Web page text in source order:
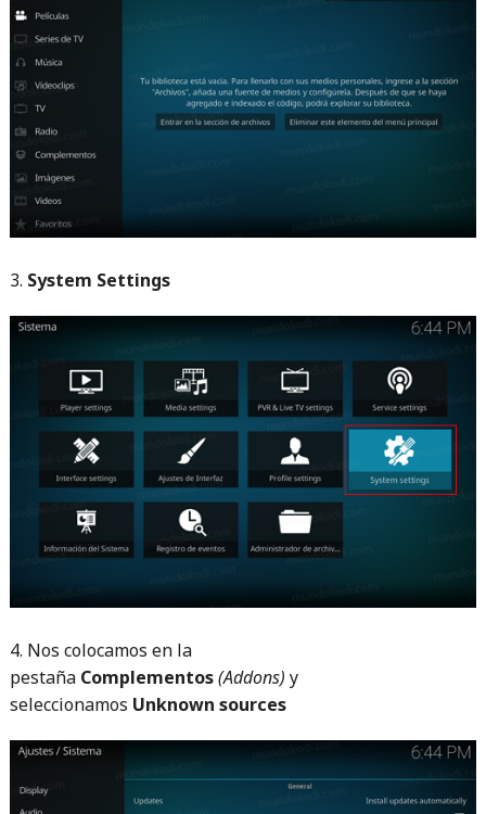
3. System Settings
4. Nos colocamos en la
pestaña Complementos(Addons) y
seleccionamos Unknown sources